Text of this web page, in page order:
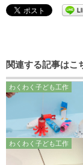
関連する記事はこ
わくわく子ども工作
わくわく子ども工作